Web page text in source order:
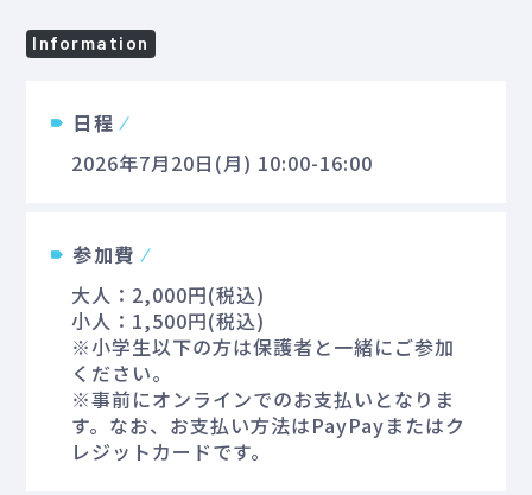
Information
日程
2026年7月20日(月) 10:00-16:00
参加費
大人：2,000円(税込)
小人：1,500円(税込)
※小学生以下の方は保護者と一緒にご参加
ください。
※事前にオンラインでのお支払いとなりま
す。なお、お支払い方法はPayPayまたはク
レジットカードです。